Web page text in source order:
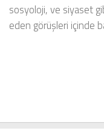
sosyoloji, ve siyaset
eden görüşleri içinde